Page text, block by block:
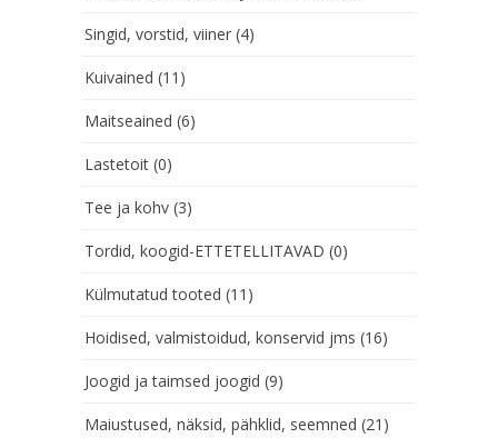
Singid, vorstid, viiner (4)
Kuivained (11)
Maitseained (6)
Lastetoit (0)
Tee ja kohv (3)
Tordid, koogid-ETTETELLITAVAD (0)
Külmutatud tooted (11)
Hoidised, valmistoidud, konservid jms (16)
Joogid ja taimsed joogid (9)
Maiustused, näksid, pähklid, seemned (21)